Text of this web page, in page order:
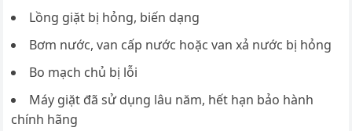
Lồng giặt bị hỏng, biến dạng
Bơm nước, van cấp nước hoặc van xả nước bị hỏng
Bo mạch chủ bị lỗi
Máy giặt đã sử dụng lâu năm, hết hạn bảo hành
chính hãng